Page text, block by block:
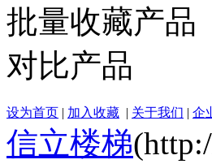
批量收藏产品
对比产品
设为首页 | 加入收藏 | 关于我们 | 企
信立楼梯